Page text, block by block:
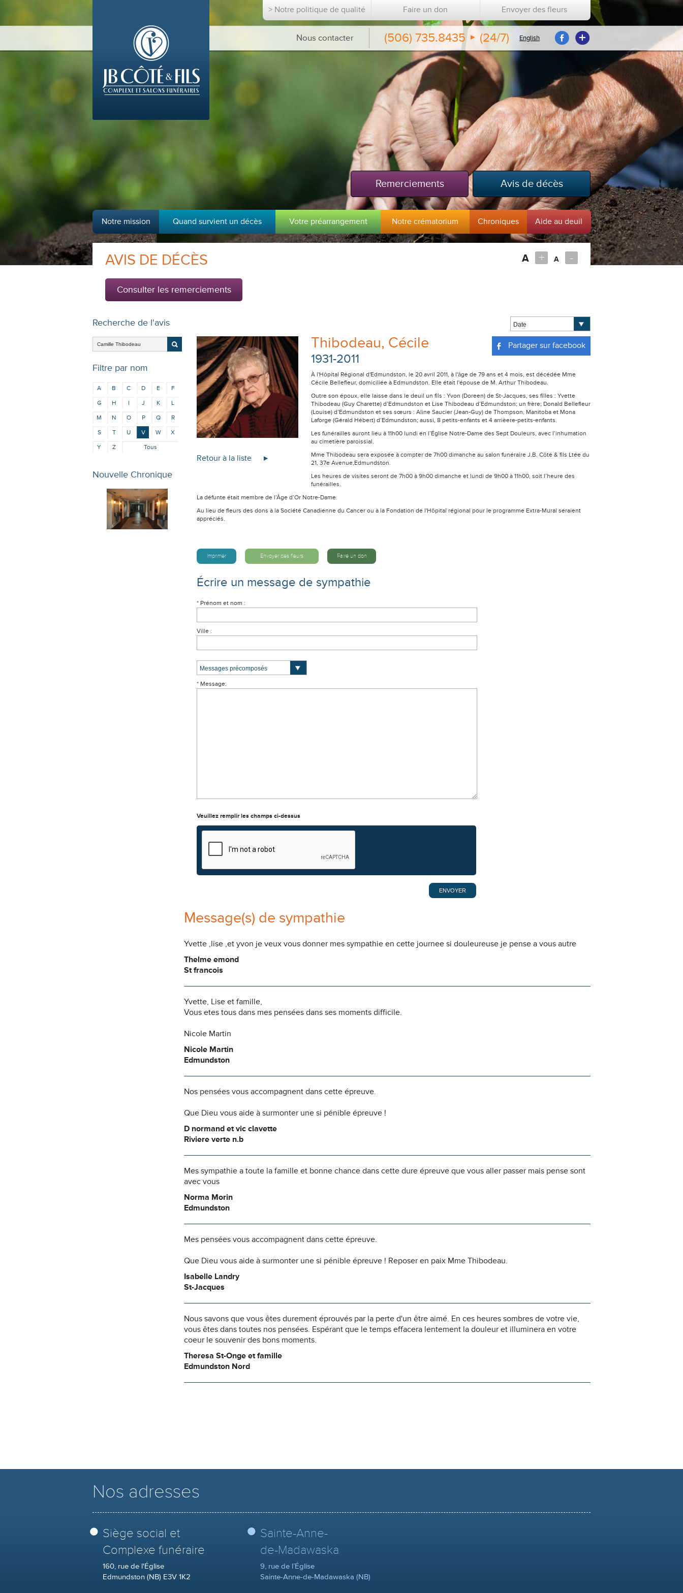
> Notre politique de qualité Faire un don Envoyer des fleurs
Nous contacter (506) 735.8435 (24/7) English
Avis de décès
Remerciements
Notre mission Quand survient un décès Votre préarrangement Notre crématorium Chroniques Aide au deuil
A + A -
AVIS DE DÉCÈS
Consulter les remerciements
Recherche de l'avis
Filtre par nom
A B C D E
F
G
H I J K
L
M
N O P Q
R
S
T U V W
X
Y
Z Tous
Retour à la liste
Partager sur facebook
Thibodeau, Cécile
1931-2011
À l'Hôpital Régional d'Edmundston, le 20 avril 2011, à l'âge de 79 ans et 4 mois, est décédée Mme
Cécile Bellefleur, domiciliée à Edmundston. Elle était l'épouse de M. Arthur Thibodeau.
Outre son époux, elle laisse dans le deuil un fils : Yvon (Doreen) de St-Jacques, ses filles : Yvette
Thibodeau (Guy Charette) d’Edmundston et Lise Thibodeau d’Edmundston; un frère; Donald Bellefleur
(Louise) d’Edmundston et ses sœurs : Aline Saucier (Jean-Guy) de Thompson, Manitoba et Mona
Laforge (Gérald Hébert) d’Edmundston; aussi, 8 petits-enfants et 4 arrièere-petits-enfants.
Les funérailles auront lieu à 11h00 lundi en l’Église Notre-Dame des Sept Douleurs, avec l’inhumation
au cimetière paroissial.
Mme Thibodeau sera exposée à compter de 7h00 dimanche au salon funéraire J.B. Côté & fils Ltée du
21, 37e Avenue,Edmundston.
Les heures de visites seront de 7h00 à 9h00 dimanche et lundi de 9h00 à 11h00, soit l’heure des
funérailles.
La défunte était membre de l’Âge d’Or Notre-Dame.
Au lieu de fleurs des dons à la Société Canadienne du Cancer ou à la Fondation de l'Hôpital régional pour le programme Extra-Mural seraient
appréciés.
Imprimer Envoyer des fleurs Faire un don
Écrire un message de sympathie
* Prénom et nom :
Ville :
* Message:
Veuillez remplir les champs ci-dessus
Message(s) de sympathie
Yvette ,lise ,et yvon je veux vous donner mes sympathie en cette journee si douleureuse je pense a vous autre
Thelme emond
St francois
Yvette, Lise et famille,
Vous etes tous dans mes pensées dans ses moments difficile.
Nicole Martin
Nicole Martin
Edmundston
Nos pensées vous accompagnent dans cette épreuve.
Que Dieu vous aide à surmonter une si pénible épreuve !
D normand et vic clavette
Riviere verte n.b
Mes sympathie a toute la famille et bonne chance dans cette dure épreuve que vous aller passer mais pense sont
avec vous
Norma Morin
Edmundston
Mes pensées vous accompagnent dans cette épreuve.
Que Dieu vous aide à surmonter une si pénible épreuve ! Reposer en paix Mme Thibodeau.
Isabelle Landry
St-Jacques
Nous savons que vous êtes durement éprouvés par la perte d'un être aimé. En ces heures sombres de votre vie,
vous êtes dans toutes nos pensées. Espérant que le temps effacera lentement la douleur et illuminera en votre
coeur le souvenir des bons moments.
Theresa St-Onge et famille
Edmundston Nord
Nouvelle Chronique
Nos adresses
Siège social et
Complexe funéraire
160, rue de l'Église
Edmundston (NB) E3V 1K2
Sainte-Anne-
de-Madawaska
9, rue de l’Église
Sainte-Anne-de-Madawaska (NB)